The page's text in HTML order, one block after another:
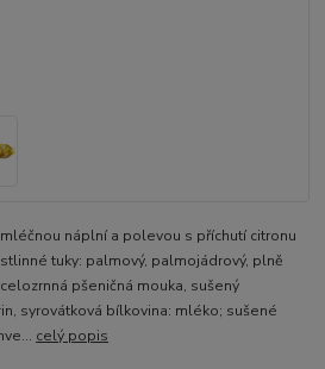
náplní a polevou s příchutí citronu
tuky: palmový, palmojádrový, plně
pšeničná mouka, sušený
syrovátková bílkovina: mléko; sušené
celý popis